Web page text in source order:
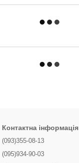
Контактна інформація
(093)355-08-13
(095)934-90-03